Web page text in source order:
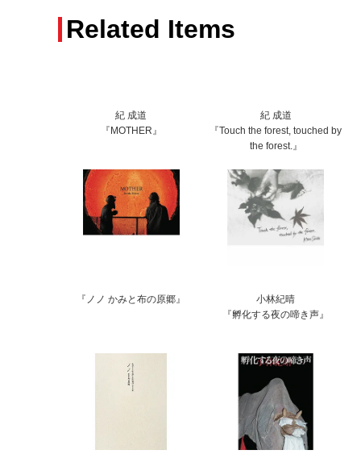
Related Items
‪紀 成道
『MOTHER』
紀 成道‬
『Touch the forest, touched by
the forest.』
『ノノ かみと布の原郷』
小林紀晴
『孵化する夜の啼き声』